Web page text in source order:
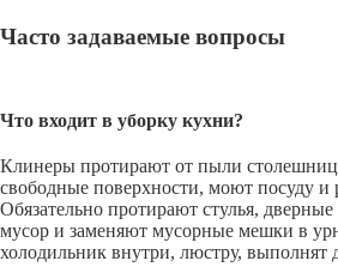
Часто задаваемые вопросы
Что входит в уборку кухни?
Клинеры протирают от пыли
свободные поверхности, моют посуду и
Обязательно протирают стулья,
мусор и заменяют мусорные мешки в
холодильник внутри, люстру, выполнят